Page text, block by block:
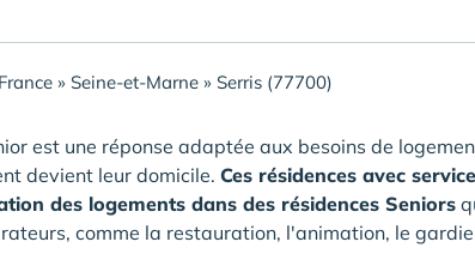
» Seine-et-Marne » Serris (77700)
est une réponse adaptée aux besoins de
devient leur domicile. Ces résidences avec
des logements dans des résidences Seniors
comme la restauration, l'animation, le